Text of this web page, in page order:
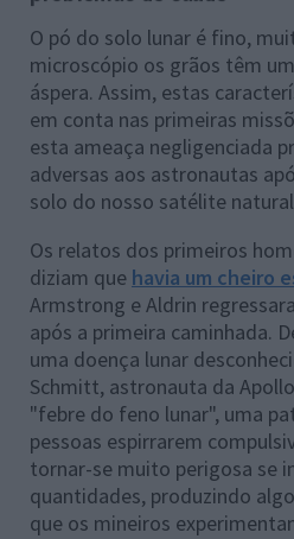
O pó do solo lunar é fino,
microscópio os grãos têm
áspera. Assim, estas
em conta nas primeiras
esta ameaça negligenciada
adversas aos astronautas
solo do nosso satélite
Os relatos dos primeiros
diziam que havia um cheiro
Armstrong e Aldrin
após a primeira caminhada.
uma doença lunar
Schmitt, astronauta da
"febre do feno lunar", uma
pessoas espirrarem
tornar-se muito perigosa se
quantidades, produzindo
que os mineiros